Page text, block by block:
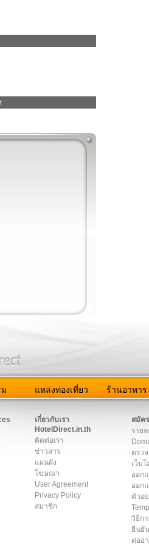
แหล่งท่องเที่ยว ร้านอาหาร
เกี่ยวกับเรา
HotelDirect.in.th
ติดต่อเรา
ข่าวสาร
แผนผัง
โฆษณา
User Agreement
Privacy Policy
สมาชิก
สมัค
ราย
ตรว
เว็บโ
ออก
ออก
ตัวอ
วิธีกา
ยืนยั
ต่ออ